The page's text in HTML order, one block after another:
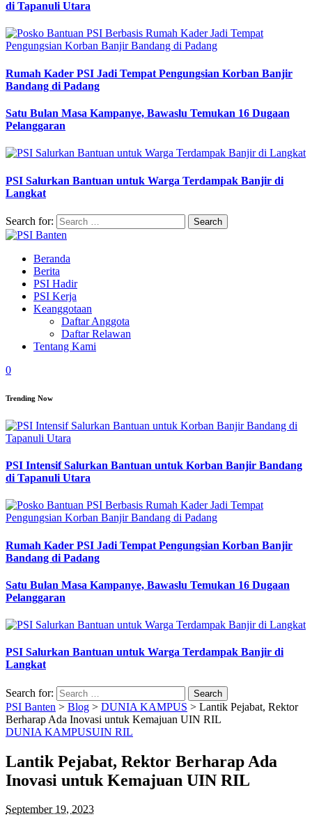
di Tapanuli Utara
Rumah Kader PSI Jadi Tempat Pengungsian Korban Banjir
Bandang di Padang
Satu Bulan Masa Kampanye, Bawaslu Temukan 16 Dugaan
Pelanggaran
PSI Salurkan Bantuan untuk Warga Terdampak Banjir di
Langkat
Search for:
Beranda
Berita
PSI Hadir
PSI Kerja
Keanggotaan
Daftar Anggota
Daftar Relawan
Tentang Kami
0
Trending Now
PSI Intensif Salurkan Bantuan untuk Korban Banjir Bandang
di Tapanuli Utara
Rumah Kader PSI Jadi Tempat Pengungsian Korban Banjir
Bandang di Padang
Satu Bulan Masa Kampanye, Bawaslu Temukan 16 Dugaan
Pelanggaran
PSI Salurkan Bantuan untuk Warga Terdampak Banjir di
Langkat
Search for:
PSI Banten > Blog > DUNIA KAMPUS > Lantik Pejabat, Rektor
Berharap Ada Inovasi untuk Kemajuan UIN RIL
DUNIA KAMPUSUIN RIL
Lantik Pejabat, Rektor Berharap Ada
Inovasi untuk Kemajuan UIN RIL
September 19, 2023